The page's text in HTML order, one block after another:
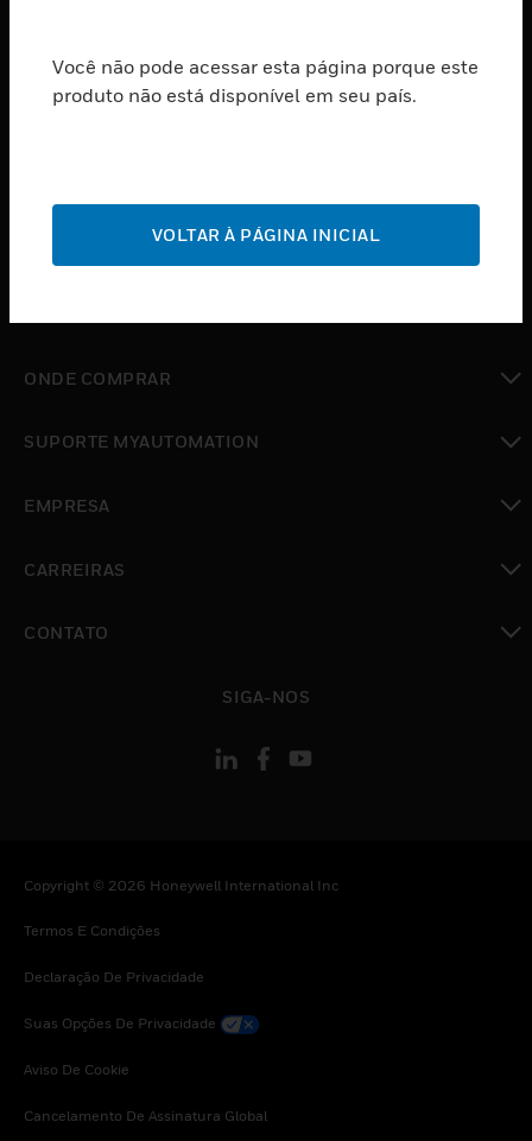
PRODUTOS
toggle view
ONDE COMPRAR
SUPORTE MYAUTOMATION
EMPRESA
CARREIRAS
CONTATO
SIGA-NOS
Copyright © 2026 Honeywell International Inc
Termos E Condições
Declaração De Privacidade
Suas Opções De Privacidade
Aviso De Cookie
Cancelamento De Assinatura Global
Você não pode acessar esta página porque este
produto não está disponível em seu país.
VOLTAR À PÁGINA INICIAL